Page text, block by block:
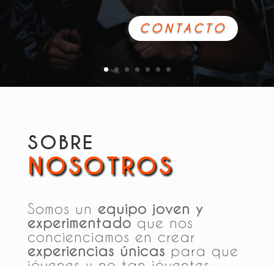
CONTACTO
SOBRE
NOSOTROS
Somos un equipo joven y
experimentado que nos
concienciamos en crear
experiencias únicas para que